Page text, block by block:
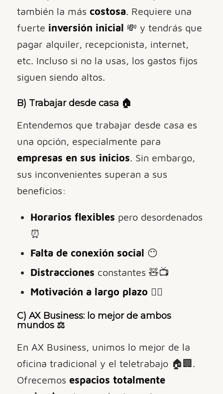
también la más costosa. Requiere una
fuerte inversión inicial 💸 y tendrás que
pagar alquiler, recepcionista, internet,
etc. Incluso si no la usas, los gastos fijos
siguen siendo altos.
B) Trabajar desde casa 🏠
Entendemos que trabajar desde casa es
una opción, especialmente para
empresas en sus inicios. Sin embargo,
sus inconvenientes superan a sus
beneficios:
Horarios flexibles pero desordenados
⏰
Falta de conexión social 😶
Distracciones constantes 🧸📺
Motivación a largo plazo 🏃‍♂️
C) AX Business: lo mejor de ambos
mundos⚖️
En AX Business, unimos lo mejor de la
oficina tradicional y el teletrabajo 🏠🏢.
Ofrecemos espacios totalmente